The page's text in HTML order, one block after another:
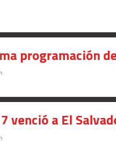
programación
venció a El